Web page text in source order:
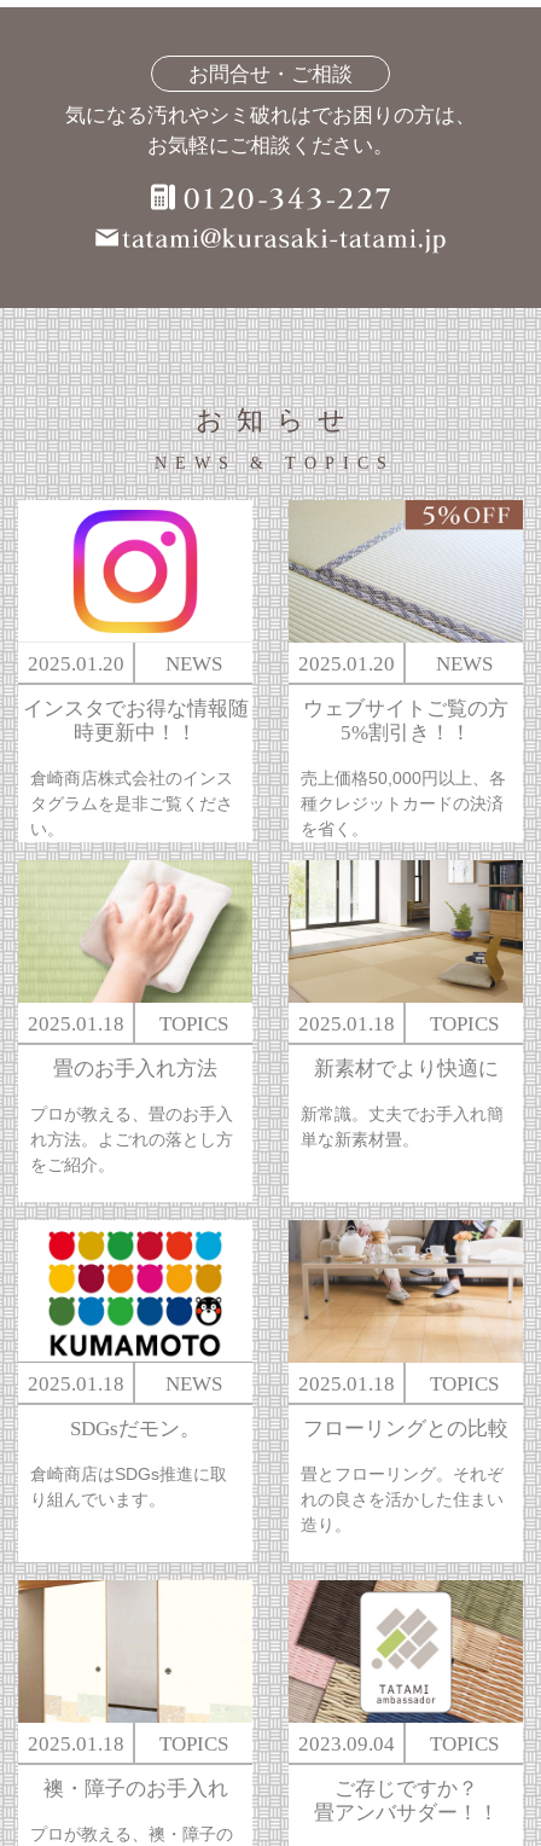
お問合せ・ご相談
気になる汚れやシミ破れはでお困りの方は、
お気軽にご相談ください。
お知らせ
NEWS & TOPICS
2025.01.20
NEWS
インスタでお得な情報随
時更新中！！
倉崎商店株式会社のインス
タグラムを是非ご覧くださ
い。
2025.01.20
NEWS
ウェブサイトご覧の方
5%割引き！！
売上価格50,000円以上、各
種クレジットカードの決済
を省く。
2025.01.18
TOPICS
畳のお手入れ方法
プロが教える、畳のお手入
れ方法。よごれの落とし方
をご紹介。
2025.01.18
TOPICS
新素材でより快適に
新常識。丈夫でお手入れ簡
単な新素材畳。
2025.01.18
NEWS
SDGsだモン。
倉崎商店はSDGs推進に取
り組んでいます。
2025.01.18
TOPICS
フローリングとの比較
畳とフローリング。それぞ
れの良さを活かした住まい
造り。
2025.01.18
TOPICS
襖・障子のお手入れ
プロが教える、襖・障子の
2023.09.04
TOPICS
ご存じですか？
畳アンバサダー！！